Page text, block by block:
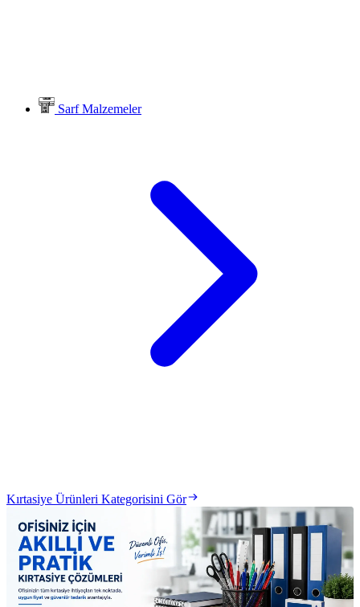
Sarf Malzemeler
Kırtasiye Ürünleri Kategorisini Gör